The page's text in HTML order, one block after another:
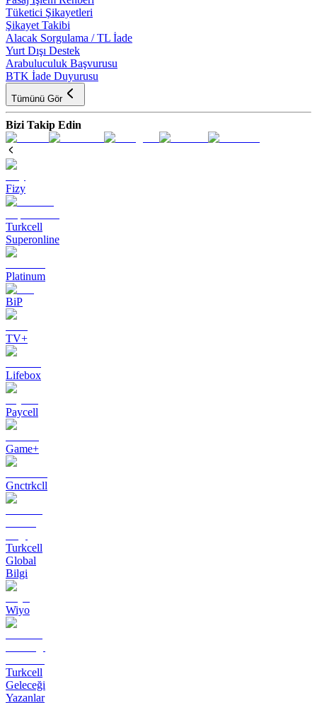
Tüketici Şikayetleri
Şikayet Takibi
Alacak Sorgulama / TL İade
Yurt Dışı Destek
Arabuluculuk Başvurusu
BTK İade Duyurusu
Tümünü Gör
Bizi Takip Edin
Fizy
Turkcell
Superonline
Platinum
BiP
TV+
Lifebox
Paycell
Game+
Gnctrkcll
Turkcell
Global
Bilgi
Wiyo
Turkcell
Geleceği
Yazanlar